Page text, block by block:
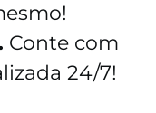
Conte com
24/7!